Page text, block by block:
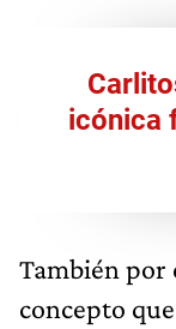
icónica
También por
concepto